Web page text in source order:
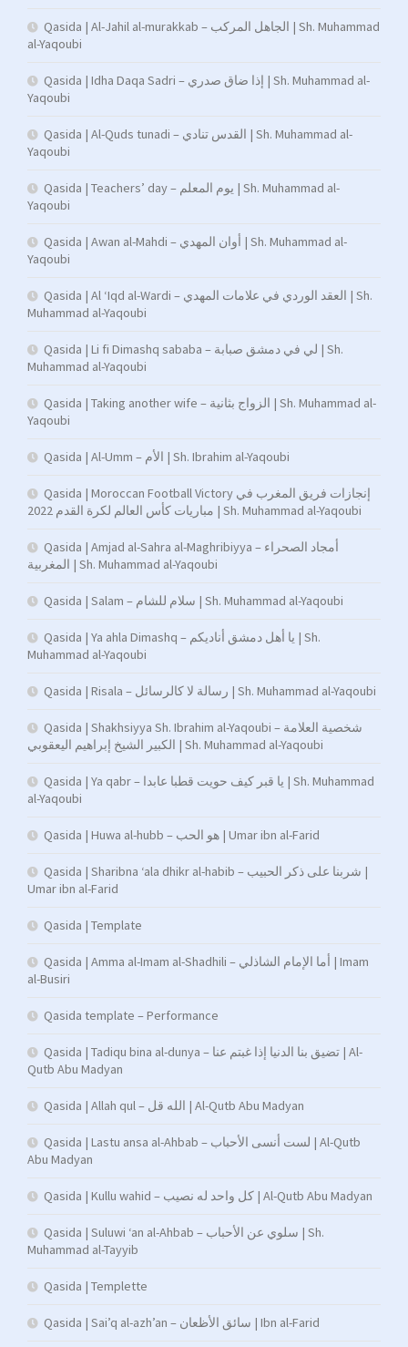
Qasida | Al-Jahil al-murakkab – الجاهل المركب | Sh. Muhammad
al-Yaqoubi
Qasida | Idha Daqa Sadri – إذا ضاق صدري | Sh. Muhammad al-
Yaqoubi
Qasida | Al-Quds tunadi – القدس تنادي | Sh. Muhammad al-
Yaqoubi
Qasida | Teachers’ day – يوم المعلم | Sh. Muhammad al-
Yaqoubi
Qasida | Awan al-Mahdi – أوان المهدي | Sh. Muhammad al-
Yaqoubi
Qasida | Al ‘Iqd al-Wardi – العقد الوردي في علامات المهدي | Sh.
Muhammad al-Yaqoubi
Qasida | Li fi Dimashq sababa – لي في دمشق صبابة | Sh.
Muhammad al-Yaqoubi
Qasida | Taking another wife – الزواج بثانية | Sh. Muhammad al-
Yaqoubi
Qasida | Al-Umm – الأم | Sh. Ibrahim al-Yaqoubi
Qasida | Moroccan Football Victory إنجازات فريق المغرب في
مباريات كأس العالم لكرة القدم 2022 | Sh. Muhammad al-Yaqoubi
Qasida | Amjad al-Sahra al-Maghribiyya – أمجاد الصحراء
المغربية | Sh. Muhammad al-Yaqoubi
Qasida | Salam – سلام للشام | Sh. Muhammad al-Yaqoubi
Qasida | Ya ahla Dimashq – يا أهل دمشق أناديكم | Sh.
Muhammad al-Yaqoubi
Qasida | Risala – رسالة لا كالرسائل | Sh. Muhammad al-Yaqoubi
Qasida | Shakhsiyya Sh. Ibrahim al-Yaqoubi – شخصية العلامة
الكبير الشيخ إبراهيم اليعقوبي | Sh. Muhammad al-Yaqoubi
Qasida | Ya qabr – يا قبر كيف حويت قطبا عابدا | Sh. Muhammad
al-Yaqoubi
Qasida | Huwa al-hubb – هو الحب | Umar ibn al-Farid
Qasida | Sharibna ‘ala dhikr al-habib – شربنا على ذكر الحبيب |
Umar ibn al-Farid
Qasida | Template
Qasida | Amma al-Imam al-Shadhili – أما الإمام الشاذلي | Imam
al-Busiri
Qasida template – Performance
Qasida | Tadiqu bina al-dunya – تضيق بنا الدنيا إذا غبتم عنا | Al-
Qutb Abu Madyan
Qasida | Allah qul – الله قل | Al-Qutb Abu Madyan
Qasida | Lastu ansa al-Ahbab – لست أنسى الأحباب | Al-Qutb
Abu Madyan
Qasida | Kullu wahid – كل واحد له نصيب | Al-Qutb Abu Madyan
Qasida | Suluwi ‘an al-Ahbab – سلوي عن الأحباب | Sh.
Muhammad al-Tayyib
Qasida | Templette
Qasida | Sai’q al-azh’an – سائق الأظعان | Ibn al-Farid